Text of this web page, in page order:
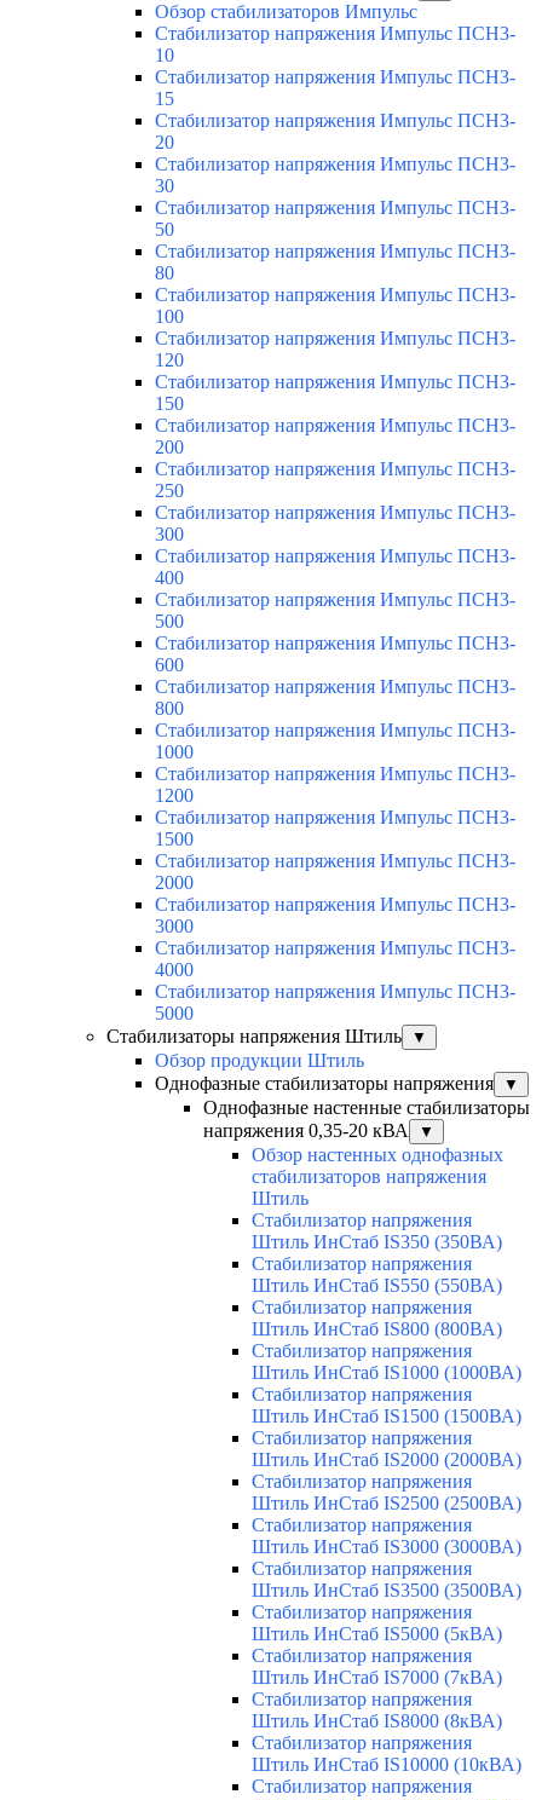
Обзор стабилизаторов Импульс
Стабилизатор напряжения Импульс ПСН3-
10
Стабилизатор напряжения Импульс ПСН3-
15
Стабилизатор напряжения Импульс ПСН3-
20
Стабилизатор напряжения Импульс ПСН3-
30
Стабилизатор напряжения Импульс ПСН3-
50
Стабилизатор напряжения Импульс ПСН3-
80
Стабилизатор напряжения Импульс ПСН3-
100
Стабилизатор напряжения Импульс ПСН3-
120
Стабилизатор напряжения Импульс ПСН3-
150
Стабилизатор напряжения Импульс ПСН3-
200
Стабилизатор напряжения Импульс ПСН3-
250
Стабилизатор напряжения Импульс ПСН3-
300
Стабилизатор напряжения Импульс ПСН3-
400
Стабилизатор напряжения Импульс ПСН3-
500
Стабилизатор напряжения Импульс ПСН3-
600
Стабилизатор напряжения Импульс ПСН3-
800
Стабилизатор напряжения Импульс ПСН3-
1000
Стабилизатор напряжения Импульс ПСН3-
1200
Стабилизатор напряжения Импульс ПСН3-
1500
Стабилизатор напряжения Импульс ПСН3-
2000
Стабилизатор напряжения Импульс ПСН3-
3000
Стабилизатор напряжения Импульс ПСН3-
4000
Стабилизатор напряжения Импульс ПСН3-
5000
Стабилизаторы напряжения Штиль
▼
Обзор продукции Штиль
Однофазные стабилизаторы напряжения
▼
Однофазные настенные стабилизаторы
напряжения 0,35-20 кВА
▼
Обзор настенных однофазных
стабилизаторов напряжения
Штиль
Стабилизатор напряжения
Штиль ИнСтаб IS350 (350ВА)
Стабилизатор напряжения
Штиль ИнСтаб IS550 (550ВА)
Стабилизатор напряжения
Штиль ИнСтаб IS800 (800ВА)
Стабилизатор напряжения
Штиль ИнСтаб IS1000 (1000ВА)
Стабилизатор напряжения
Штиль ИнСтаб IS1500 (1500ВА)
Стабилизатор напряжения
Штиль ИнСтаб IS2000 (2000ВА)
Стабилизатор напряжения
Штиль ИнСтаб IS2500 (2500ВА)
Стабилизатор напряжения
Штиль ИнСтаб IS3000 (3000ВА)
Стабилизатор напряжения
Штиль ИнСтаб IS3500 (3500ВА)
Стабилизатор напряжения
Штиль ИнСтаб IS5000 (5кВА)
Стабилизатор напряжения
Штиль ИнСтаб IS7000 (7кВА)
Стабилизатор напряжения
Штиль ИнСтаб IS8000 (8кВА)
Стабилизатор напряжения
Штиль ИнСтаб IS10000 (10кВА)
Стабилизатор напряжения